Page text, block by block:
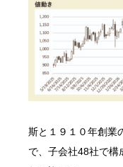
斯と１９１０年創業
で、子会社48社で構